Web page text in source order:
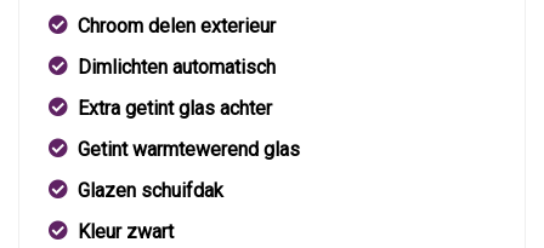
Chroom delen exterieur
Dimlichten automatisch
Extra getint glas achter
Getint warmtewerend glas
Glazen schuifdak
Kleur zwart